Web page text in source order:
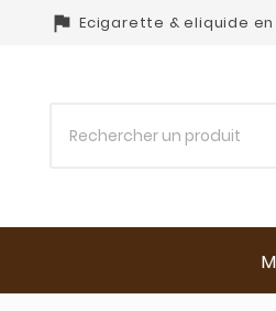
 Ecigarette & eliquide